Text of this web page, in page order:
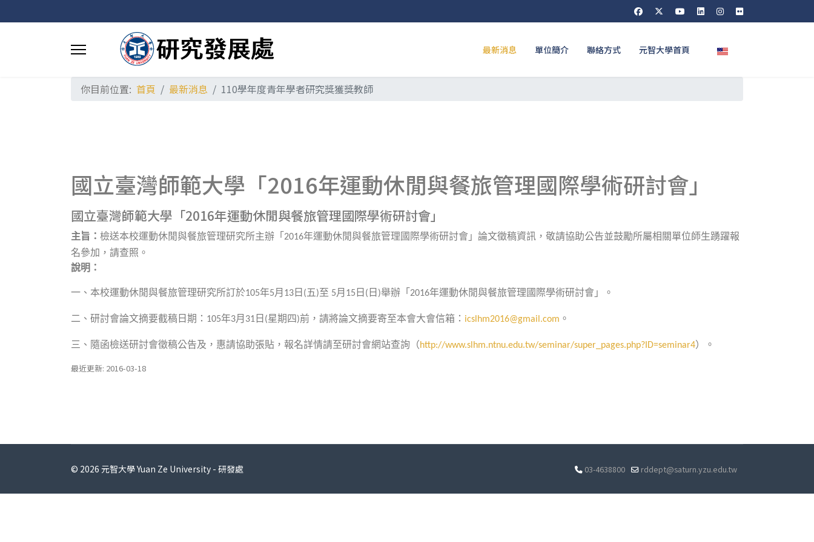
最新消息 單位簡介 聯絡方式 元智大學首頁 選擇你的語言
你目前位置: 首頁 最新消息 110學年度青年學者研究獎獲獎教師
國立臺灣師範大學「2016年運動休閒與餐旅管理國際學術研討會」
國立臺灣師範大學「2016年運動休閒與餐旅管理國際學術研討會」
主旨： 檢送本校運動休閒與餐旅管理研究所主辦「2016年運動休閒與餐旅管理國際學術研討會」論文徵稿資訊，敬請協助公告並鼓勵所屬相關單位師生踴躍報
名參加，請查照。
說明：
一、本校運動休閒與餐旅管理研究所訂於105年5月 13日(五)至 5月 15日(日)舉辦「2016年運動休閒與餐旅管理國際學術研討會」。
二、研討會論文摘要截稿日期： 105年3月 31日(星期四)前，請將論文摘要寄至本會大會信箱： icslhm2016@gmail.com 。
三、隨函檢送研討會徵稿公告及，惠請協助張貼，報名詳情請至研討會網站查詢（http://www.slhm.ntnu.edu.tw/seminar/super_pages.php?ID=seminar4）。
最近更新: 2016-03-18
© 2026 元智大學 Yuan Ze University - 研發處 03-4638800 rddept@saturn.yzu.edu.tw